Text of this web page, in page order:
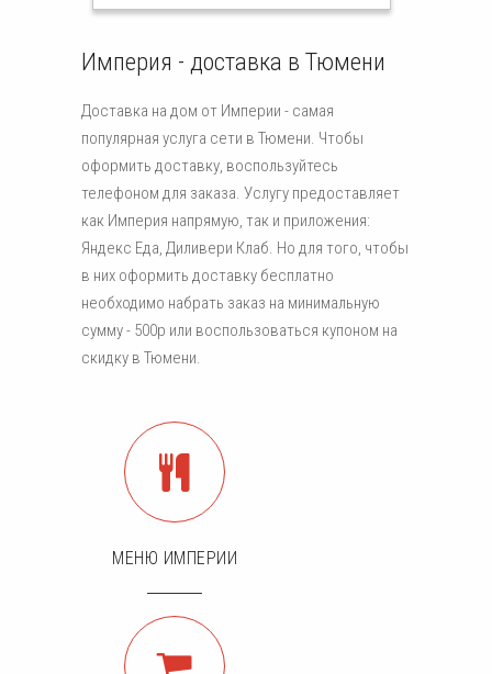
Империя - доставка в Тюмени
Доставка на дом от Империи - самая
популярная услуга сети в Тюмени. Чтобы
оформить доставку, воспользуйтесь
телефоном для заказа. Услугу предоставляет
как Империя напрямую, так и приложения:
Яндекс Еда, Диливери Клаб. Но для того, чтобы
в них оформить доставку бесплатно
необходимо набрать заказ на минимальную
сумму - 500р или воспользоваться купоном на
скидку в Тюмени.
МЕНЮ ИМПЕРИИ